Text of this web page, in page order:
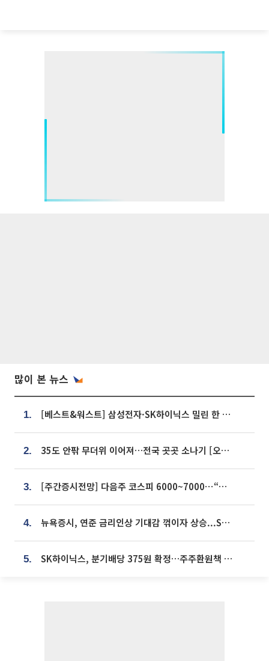
많이 본 뉴스
1. [베스트&워스트] 삼성전자·SK하이닉스 밀린 한 주…상상인증권은 85% 급등
2. 35도 안팎 무더위 이어져…전국 곳곳 소나기 [오늘 날씨]
3. [주간증시전망] 다음주 코스피 6000~7000⋯“外人 수급은 정책이 변수”
4. 뉴욕증시, 연준 금리인상 기대감 꺾이자 상승...S&P500 사상 최고치 [종합]
5. SK하이닉스, 분기배당 375원 확정…주주환원책 9월로 앞당겨 발표